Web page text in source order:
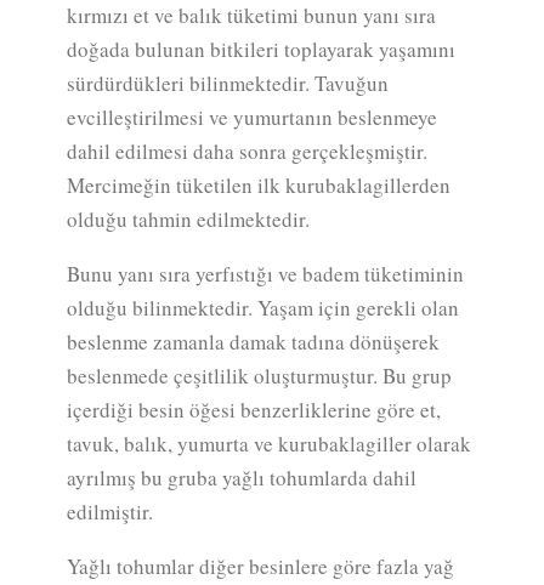
kırmızı et ve balık tüketimi bunun yanı sıra
doğada bulunan bitkileri toplayarak yaşamını
sürdürdükleri bilinmektedir. Tavuğun
evcilleştirilmesi ve yumurtanın beslenmeye
dahil edilmesi daha sonra gerçekleşmiştir.
Mercimeğin tüketilen ilk kurubaklagillerden
olduğu tahmin edilmektedir.
Bunu yanı sıra yerfıstığı ve badem tüketiminin
olduğu bilinmektedir. Yaşam için gerekli olan
beslenme zamanla damak tadına dönüşerek
beslenmede çeşitlilik oluşturmuştur. Bu grup
içerdiği besin öğesi benzerliklerine göre et,
tavuk, balık, yumurta ve kurubaklagiller olarak
ayrılmış bu gruba yağlı tohumlarda dahil
edilmiştir.
Yağlı tohumlar diğer besinlere göre fazla yağ